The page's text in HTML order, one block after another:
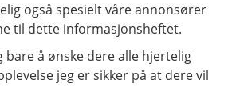
også spesielt våre annonsører
til dette informasjonsheftet.
bare å ønske dere alle hjertelig
jeg er sikker på at dere vil